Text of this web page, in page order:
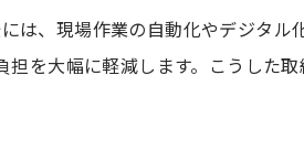
配慮の工夫
界革新
の役割とは
は、現場作業の自動化やデジタル
を大幅に軽減します。こうした